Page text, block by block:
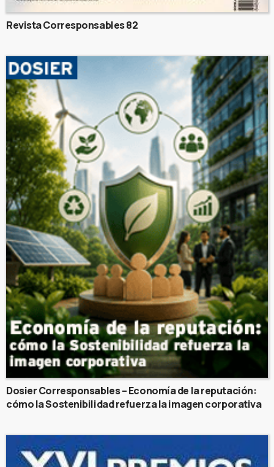
Revista Corresponsables 82
Dosier Corresponsables – Economía de la reputación:
cómo la Sostenibilidad refuerza la imagen corporativa